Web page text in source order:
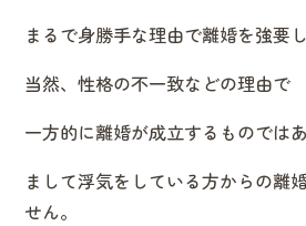
まるで身勝手な理由で離婚を強要し
当然、性格の不一致などの理由で
一方的に離婚が成立するものでは
まして浮気をしている方からの離
せん。